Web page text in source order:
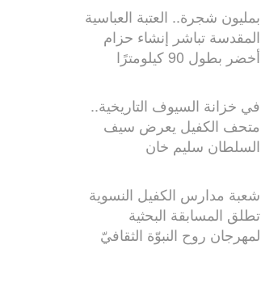
بمليون شجرة.. العتبة العباسية
المقدسة تباشر إنشاء حزام
أخضر بطول 90 كيلومترًا
في خزانة السيوف التاريخية..
متحف الكفيل يعرض سيف
السلطان سليم خان
شعبة مدارس الكفيل النسوية
تطلق المسابقة البحثية
لمهرجان روح النبوّة الثقافيّ